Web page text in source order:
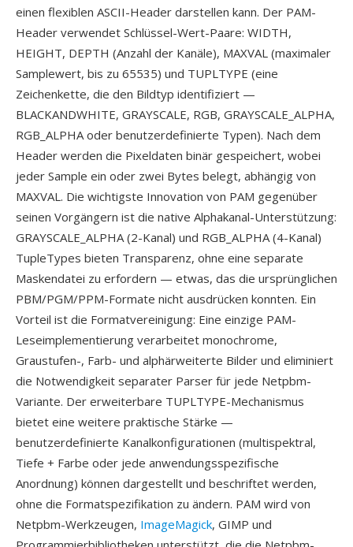
einen flexiblen ASCII-Header darstellen kann. Der PAM-
Header verwendet Schlüssel-Wert-Paare: WIDTH,
HEIGHT, DEPTH (Anzahl der Kanäle), MAXVAL (maximaler
Samplewert, bis zu 65535) und TUPLTYPE (eine
Zeichenkette, die den Bildtyp identifiziert —
BLACKANDWHITE, GRAYSCALE, RGB, GRAYSCALE_ALPHA,
RGB_ALPHA oder benutzerdefinierte Typen). Nach dem
Header werden die Pixeldaten binär gespeichert, wobei
jeder Sample ein oder zwei Bytes belegt, abhängig von
MAXVAL. Die wichtigste Innovation von PAM gegenüber
seinen Vorgängern ist die native Alphakanal-Unterstützung:
GRAYSCALE_ALPHA (2-Kanal) und RGB_ALPHA (4-Kanal)
TupleTypes bieten Transparenz, ohne eine separate
Maskendatei zu erfordern — etwas, das die ursprünglichen
PBM/PGM/PPM-Formate nicht ausdrücken konnten. Ein
Vorteil ist die Formatvereinigung: Eine einzige PAM-
Leseimplementierung verarbeitet monochrome,
Graustufen-, Farb- und alphärweiterte Bilder und eliminiert
die Notwendigkeit separater Parser für jede Netpbm-
Variante. Der erweiterbare TUPLTYPE-Mechanismus
bietet eine weitere praktische Stärke —
benutzerdefinierte Kanalkonfigurationen (multispektral,
Tiefe + Farbe oder jede anwendungsspezifische
Anordnung) können dargestellt und beschriftet werden,
ohne die Formatspezifikation zu ändern. PAM wird von
Netpbm-Werkzeugen, ImageMagick, GIMP und